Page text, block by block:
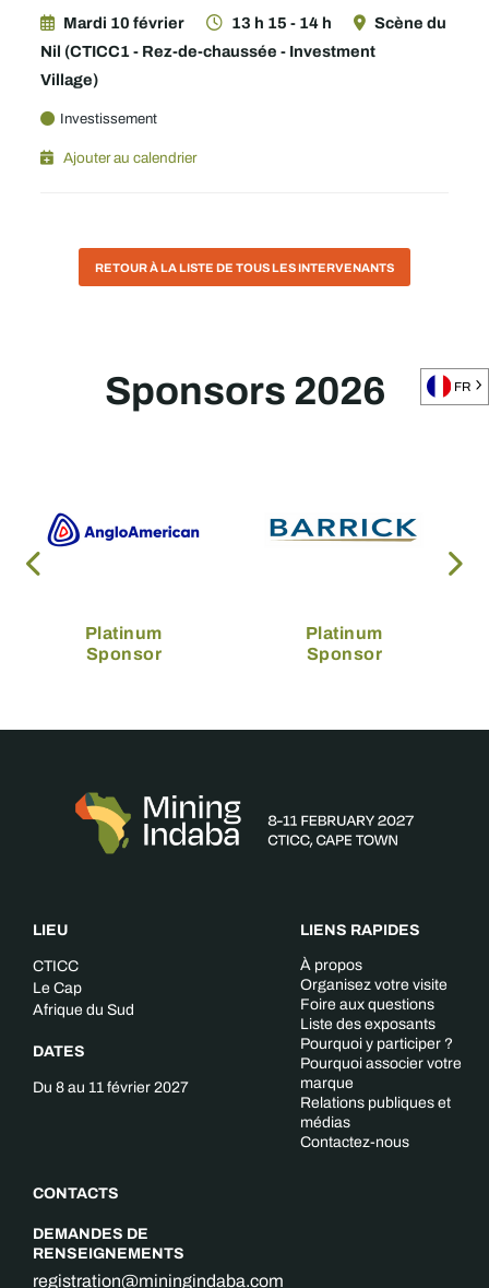
Mardi 10 février 13 h 15 - 14 h
Scène du
Nil (CTICC1 - Rez-de-chaussée - Investment
Village)
Investissement
Ajouter au calendrier
RETOUR À LA LISTE DE TOUS LES INTERVENANTS
Sponsors 2026
Platinum
Sponsor
Platinum
Sponsor
LIEU
CTICC
Le Cap
Afrique du Sud
DATES
Du 8 au 11 février 2027
CONTACTS
DEMANDES DE
RENSEIGNEMENTS
registration@miningindaba.com
LIENS RAPIDES
À propos
Organisez votre visite
Foire aux questions
Liste des exposants
Pourquoi y participer ?
Pourquoi associer votre
marque
Relations publiques et
médias
Contactez-nous
FR